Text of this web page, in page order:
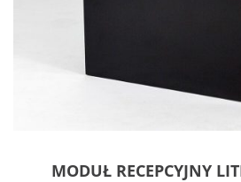
MODUŁ RECEPCYJNY